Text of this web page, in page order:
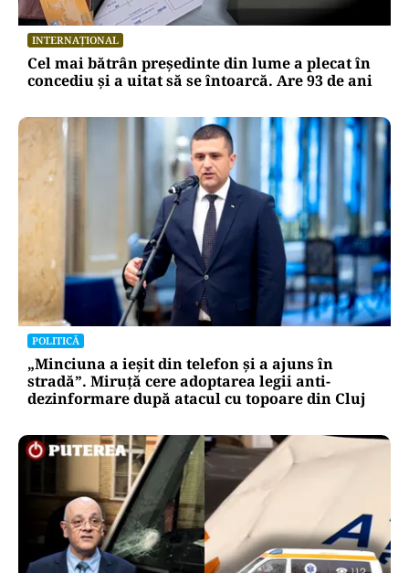
INTERNAȚIONAL
Cel mai bătrân președinte din lume a plecat în
concediu și a uitat să se întoarcă. Are 93 de ani
POLITICĂ
„Minciuna a ieșit din telefon și a ajuns în
stradă”. Miruță cere adoptarea legii anti-
dezinformare după atacul cu topoare din Cluj